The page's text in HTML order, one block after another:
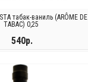
табак-ваниль (ARÔME DE
TABAC) 0,25
540р.